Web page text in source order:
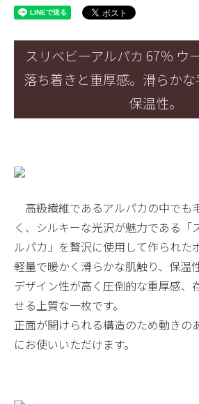
スリベビーアルパカ 67％ ウ
落ち着きと重厚感。滑らか
保温性。
高級繊維であるアルパカの中でも
く、シルキーな光沢が魅力である「
ルパカ」を贅沢に使用して作られた
軽量で暖かく滑らかな肌触り、保温
デザイン性が高く圧倒的な重厚感、
せる上質な一枚です。
正面が開けられる構造のため動きの
にお使いいただけます。